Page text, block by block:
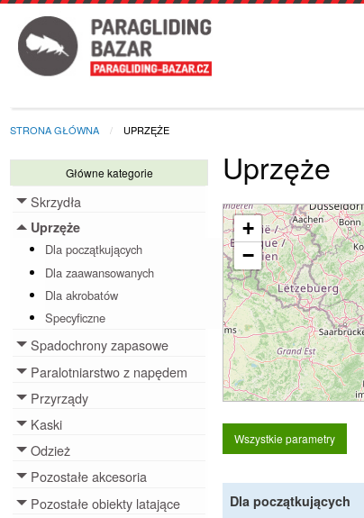
STRONA GŁÓWNA UPRZĘŻE
Główne kategorie
Skrzydła
Toggle menu
Uprzęże
Toggle menu
Dla początkujących
Dla zaawansowanych
Dla akrobatów
Specyficzne
Spadochrony zapasowe
Toggle menu
Paralotniarstwo z napędem
Toggle menu
Przyrządy
Toggle menu
Kaski
Toggle menu
Odzież
Toggle menu
Pozostałe akcesoria
Toggle menu
Pozostałe obiekty latające
Toggle menu
Uprzęże
+
−
Wszystkie parametry
Dla początkujących